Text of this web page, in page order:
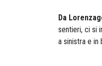
Da
sentieri, ci si
a sinistra e in